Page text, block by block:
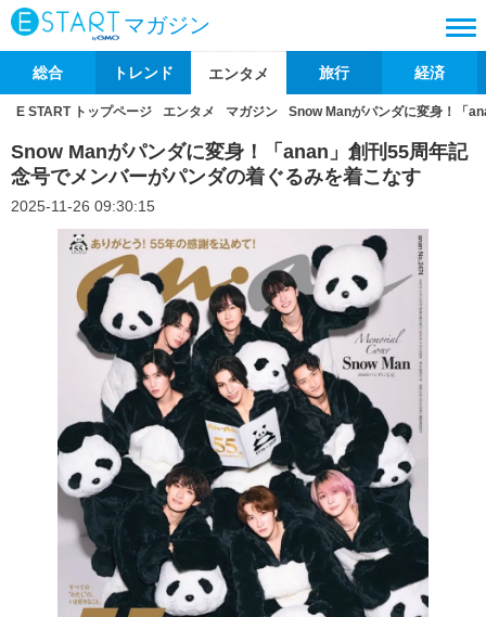
マガジン
総合 トレンド エンタメ 旅行 経済
E START トップページ エンタメ マガジン Snow Manがパンダに変身！「
Snow Manがパンダに変身！「anan」創刊55周年記
念号でメンバーがパンダの着ぐるみを着こなす
2025-11-26 09:30:15